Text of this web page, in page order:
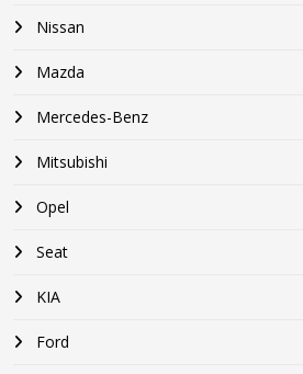
Nissan
Mazda
Mercedes-Benz
Mitsubishi
Opel
Seat
KIA
Ford